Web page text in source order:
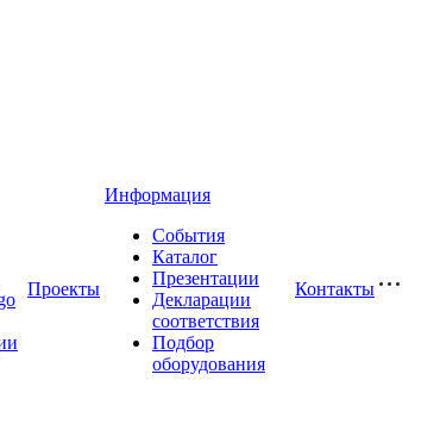
Проекты
Информация
События
Каталог
Презентации
Декларации
соответствия
Подбор
оборудования
Контакты